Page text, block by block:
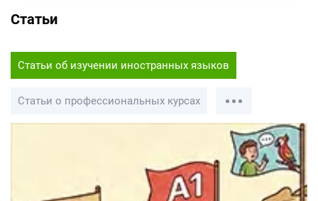
Статьи
Статьи об изучении иностранных языков
Статьи о профессиональных курсах